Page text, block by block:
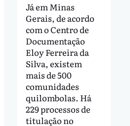
Já em Minas
Gerais, de acordo
com o Centro de
Documentação
Eloy Ferreira da
Silva, existem
mais de 500
comunidades
quilombolas. Há
229 processos de
titulação no